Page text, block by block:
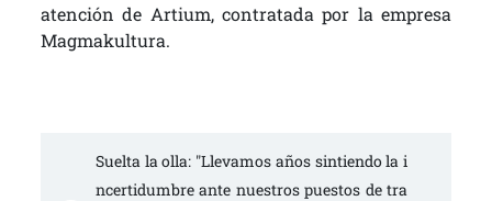
atención de Artium, contratada por la empresa
Magmakultura.
Suelta la olla: "Llevamos años sintiendo la i
ncertidumbre ante nuestros puestos de tra